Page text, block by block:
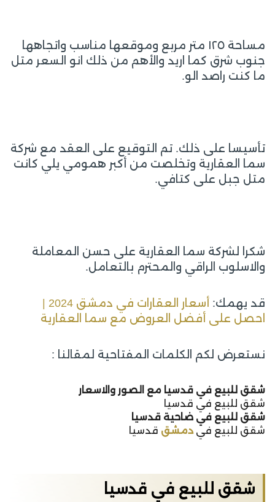
مساحة ١٢٥ متر مربع وموقعها مناسب واتجاهها
جنوب شرق كما اريد والأهم من ذلك انو السعر متل
ما كنت راصد الو.
تأسيسا على ذلك. تم التوقيع على العقد مع شركة
سما العقارية وتخلصت من أكبر همومي يلي كانت
متل جبل على كتافي.
شكرا لشركة سما العقارية على حسن المعاملة
والاسلوب الراقي والمحترم بالتعامل.
قد يهمك:
احصل على أفضل العروض مع سما العقارية
نستعرض لكم الكلمات المفتاحية لمقالنا :
شقق للبيع في قدسيا مع الصور والاسعار
شقق للبيع في قدسيا
شقق للبيع في ضاحية قدسيا
شقق للبيع فيدمشق قدسيا
شقق للبيع في قدسيا